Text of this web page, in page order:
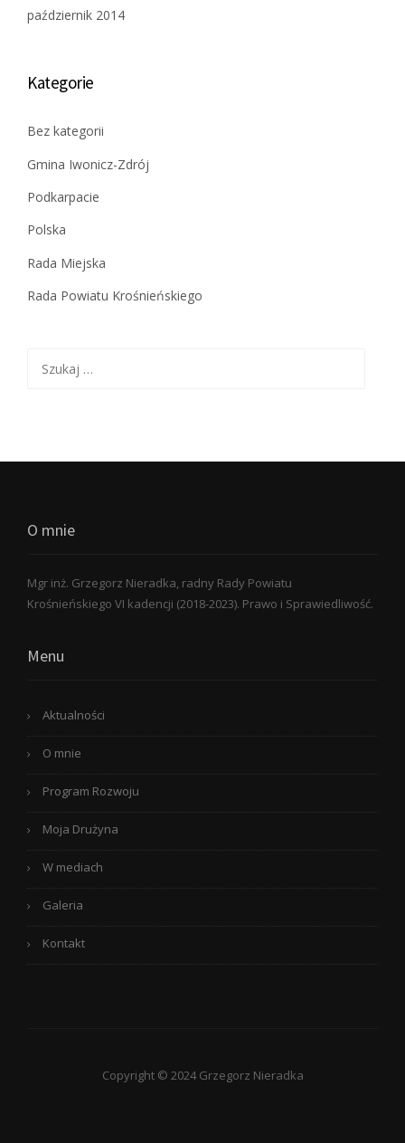
październik 2014
Kategorie
Bez kategorii
Gmina Iwonicz-Zdrój
Podkarpacie
Polska
Rada Miejska
Rada Powiatu Krośnieńskiego
O mnie
Mgr inż. Grzegorz Nieradka, radny Rady Powiatu
Krośnieńskiego VI kadencji (2018-2023). Prawo i Sprawiedliwość.
Menu
Aktualności
O mnie
Program Rozwoju
Moja Drużyna
W mediach
Galeria
Kontakt
Copyright © 2024 Grzegorz Nieradka